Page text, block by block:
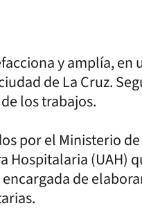
y amplía, en
de La Cruz.
los trabajos.
por el Ministerio
Hospitalaria (UAH)
de